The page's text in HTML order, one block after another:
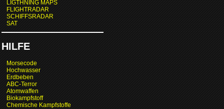
LIGTHNING MAPS
FLIGHTRADAR
SCHIFFSRADAR
SAT
HILFE
Morsecode
Hochwasser
Erdbeben
ABC-Terror
Atomwaffen
Biokampfstoff
Chemische Kampfstoffe